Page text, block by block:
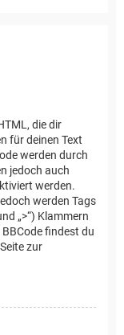
die dir
für deinen Text
werden durch
jedoch auch
werden.
werden Tags
„>“) Klammern
findest du
zur